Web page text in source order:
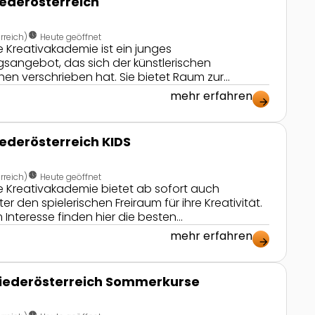
nest_clock_farsight_analog Heute geöffnet
Kreativakademie ist ein junges
das sich der künstlerischen
verschrieben hat. Sie bietet Raum zur
unterschiedlichsten Bereichen und stellt die
Schaffen und die individuelle
Fähigkeiten in den Mittelpunkt.
mehr erfahren arrow_forward
KIDS
nest_clock_farsight_analog Heute geöffnet
Kreativakademie bietet ab sofort auch
den spielerischen Freiraum für ihre Kreativität.
Interesse finden hier die besten
zu verwirklichen. Die KIDS Akademien starten
Schauspiel und Musical.
mehr erfahren arrow_forward
Sommerkurse